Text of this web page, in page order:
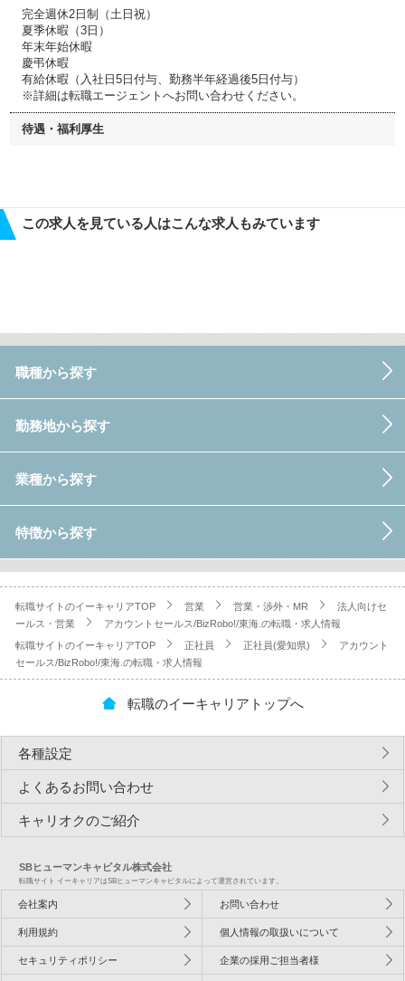
完全週休2日制（土日祝）
夏季休暇（3日）
年末年始休暇
慶弔休暇
有給休暇（入社日5日付与、勤務半年経過後5日付与）
※詳細は転職エージェントへお問い合わせください。
待遇・福利厚生
この求人を見ている人はこんな求人もみています
職種から探す
勤務地から探す
業種から探す
特徴から探す
転職サイトのイーキャリアTOP 営業 営業・渉外・MR
法人向けセ
ールス・営業
アカウントセールス/BizRobo!/東海.の転職・求人情報
転職サイトのイーキャリアTOP 正社員 正社員(愛知県)
アカウント
セールス/BizRobo!/東海.の転職・求人情報
転職のイーキャリアトップへ
各種設定
よくあるお問い合わせ
キャリオクのご紹介
SBヒューマンキャピタル株式会社
転職サイト イーキャリアはSBヒューマンキャピタルによって運営されています。
会社案内 お問い合わせ
利用規約 個人情報の取扱いについて
セキュリティポリシー 企業の採用ご担当者様